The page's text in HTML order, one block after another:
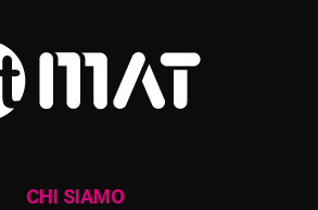
CHI SIAMO